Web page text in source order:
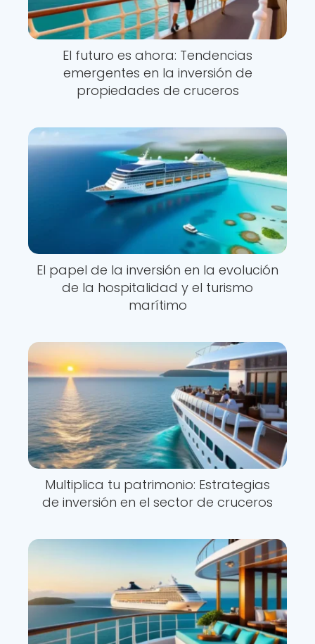
El futuro es ahora: Tendencias
emergentes en la inversión de
propiedades de cruceros
El papel de la inversión en la evolución
de la hospitalidad y el turismo
marítimo
Multiplica tu patrimonio: Estrategias
de inversión en el sector de cruceros